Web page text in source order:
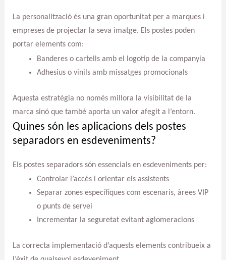
La personalització és una gran oportunitat per a marques i
empreses de projectar la seva imatge. Els postes poden
portar elements com:
Banderes o cartells amb el logotip de la companyia
Adhesius o vinils amb missatges promocionals
Aquesta estratègia no només millora la visibilitat de la
marca sinó que també aporta un valor afegit a l’entorn.
Quines són les aplicacions dels postes
separadors en esdeveniments?
Els postes separadors són essencials en esdeveniments per:
Controlar l’accés i orientar els assistents
Separar zones específiques com escenaris, àrees VIP
o punts de servei
Incrementar la seguretat evitant aglomeracions
La correcta implementació d’aquests elements contribueix a